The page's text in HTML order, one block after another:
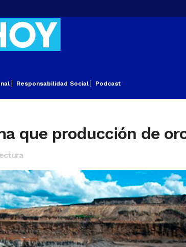
Responsabilidad Social Podcast
que producción de